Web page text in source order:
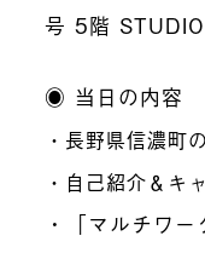
号 5階 STUDIO
◉ 当日の内容
・長野県信濃町
・自己紹介＆キ
・「マルチワ